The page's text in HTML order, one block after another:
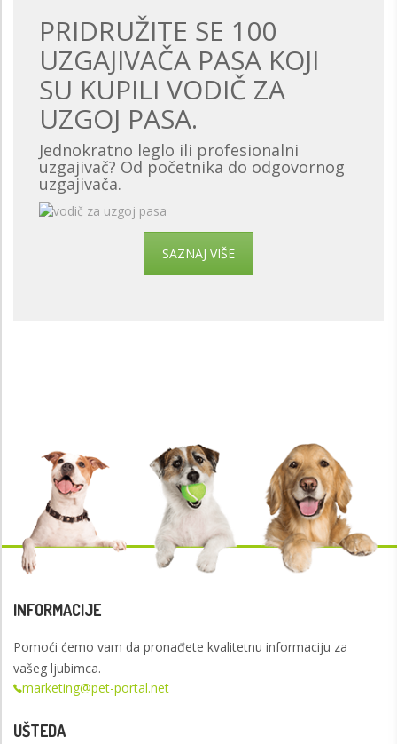
PRIDRUŽITE SE 100
UZGAJIVAČA PASA KOJI
SU KUPILI VODIČ ZA
UZGOJ PASA.
Jednokratno leglo ili profesionalni
uzgajivač? Od početnika do odgovornog
uzgajivača.
SAZNAJ VIŠE
INFORMACIJE
Pomoći ćemo vam da pronađete kvalitetnu informaciju za
vašeg ljubimca.
marketing@pet-portal.net
UŠTEDA